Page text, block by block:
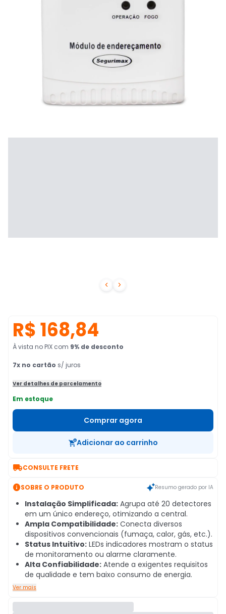
 
R$ 168,84
À vista no PIX com 9% de desconto
7x no cartão s/ juros
Ver detalhes de parcelamento
Em estoque
Comprar agora
Adicionar ao carrinho
CONSULTE FRETE
SOBRE O PRODUTO Resumo gerado por IA
Instalação Simplificada: Agrupa até 20 detectores
em um único endereço, otimizando a central.
Ampla Compatibilidade: Conecta diversos
dispositivos convencionais (fumaça, calor, gás, etc.).
Status Intuitivo: LEDs indicadores mostram o status
de monitoramento ou alarme claramente.
Alta Confiabilidade: Atende a exigentes requisitos
de qualidade e tem baixo consumo de energia.
Ver mais